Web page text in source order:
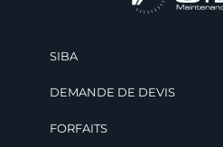
SIBA
DEMANDE DE DEVIS
FORFAITS